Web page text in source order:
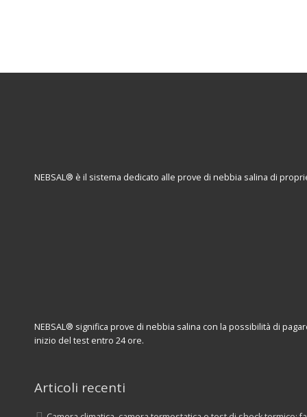
NEBSAL® è il sistema dedicato alle prove di nebbia salina di
NEBSAL® significa prove di nebbia salina con la possibilità di
inizio del test entro 24 ore.
Articoli recenti